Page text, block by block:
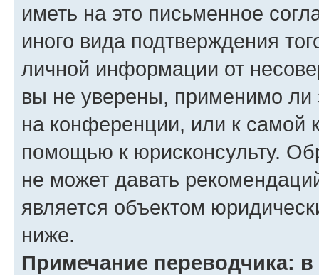
иметь на это письменное
иного вида подтверждения
личной информации от
вы не уверены, применимо ли
на конференции, или к самой
помощью к юрисконсульту.
не может давать
является объектом
ниже.
Примечание переводчика: